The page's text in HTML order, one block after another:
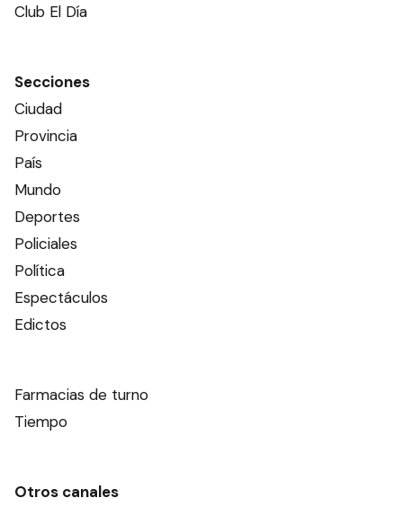
Club El Día
Secciones
Ciudad
Provincia
País
Mundo
Deportes
Policiales
Política
Espectáculos
Edictos
Farmacias de turno
Tiempo
Otros canales